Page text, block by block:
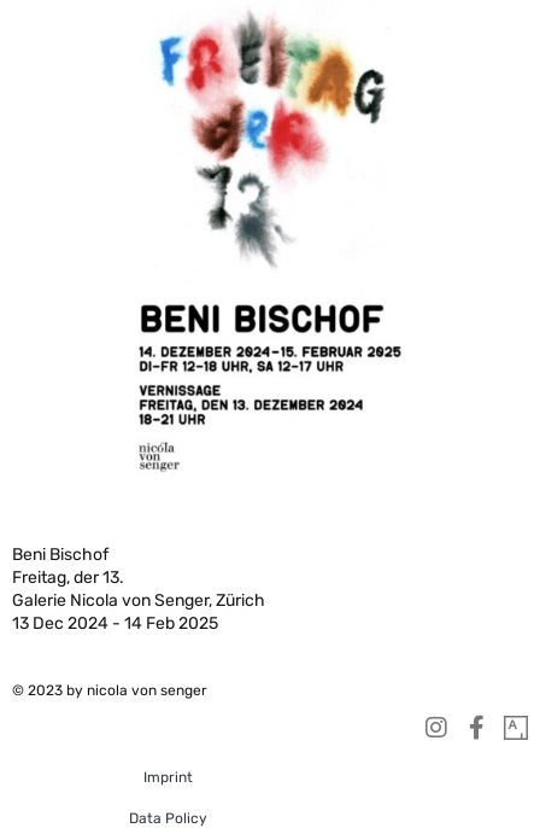
Beni Bischof
Freitag, der 13.
Galerie Nicola von Senger, Zürich
13 Dec 2024 - 14 Feb 2025
© 2023 by nicola von senger
Imprint
Data Policy